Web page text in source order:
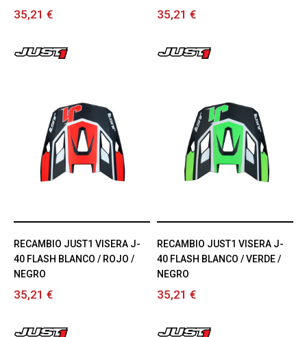
35,21 € 35,21 €
RECAMBIO JUST1 VISERA J-
40 FLASH BLANCO / ROJO /
NEGRO
35,21 €
RECAMBIO JUST1 VISERA J-
40 FLASH BLANCO / VERDE /
NEGRO
35,21 €